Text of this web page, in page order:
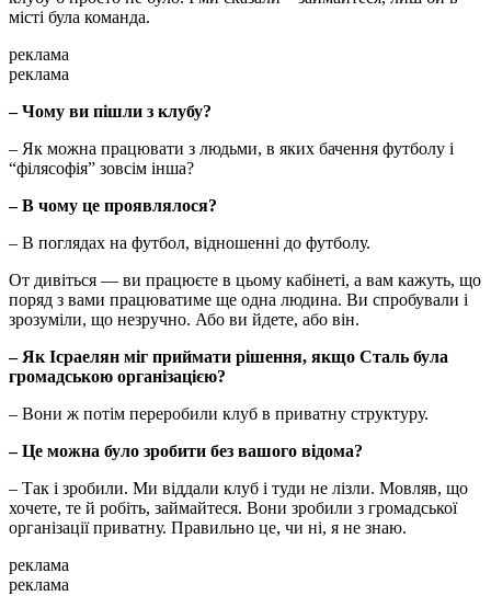
місті була команда.
реклама
реклама
– Чому ви пішли з клубу?
– Як можна працювати з людьми, в яких бачення футболу і
“філясофія” зовсім інша?
– В чому це проявлялося?
– В поглядах на футбол, відношенні до футболу.
От дивіться — ви працюєте в цьому кабінеті, а вам кажуть, що
поряд з вами працюватиме ще одна людина. Ви спробували і
зрозуміли, що незручно. Або ви йдете, або він.
–Як Ісраелян міг приймати рішення, якщо Сталь була
громадською організацією?
– Вони ж потім переробили клуб в приватну структуру.
–Це можна було зробити без вашого відома?
– Так і зробили. Ми віддали клуб і туди не лізли. Мовляв, що
хочете, те й робіть, займайтеся. Вони зробили з громадської
організації приватну. Правильно це, чи ні, я не знаю.
реклама
реклама